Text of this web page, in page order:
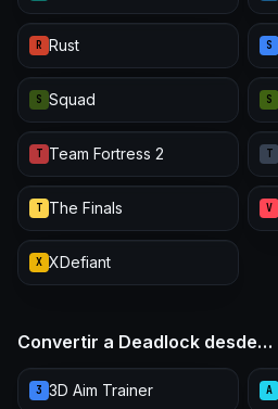
R Rust S
S Squad S
T Team Fortress 2 T
T The Finals V
X XDefiant
Convertir a Deadlock desde…
3 3D Aim Trainer A